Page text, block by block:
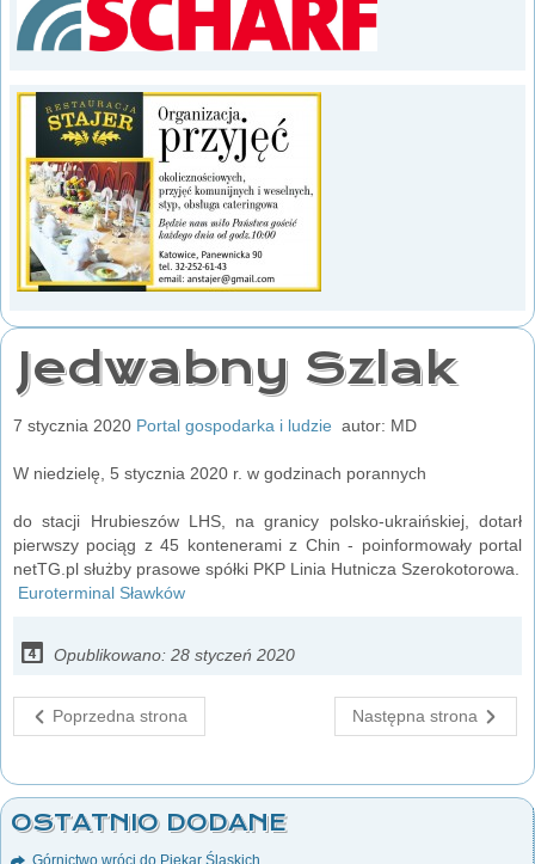
Jedwabny Szlak
7 stycznia 2020 Portal gospodarka i ludzie autor: MD
W niedzielę, 5 stycznia 2020 r. w godzinach porannych
do stacji Hrubieszów LHS, na granicy polsko-ukraińskiej, dotarł
pierwszy pociąg z 45 kontenerami z Chin - poinformowały portal
netTG.pl służby prasowe spółki PKP Linia Hutnicza Szerokotorowa.
Euroterminal Sławków
Opublikowano: 28 styczeń 2020
Poprzedna strona Następna strona
OSTATNIO DODANE